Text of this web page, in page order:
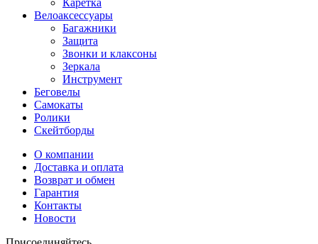
Велоаксессуары
Багажники
Защита
Звонки и клаксоны
Зеркала
Инструмент
Беговелы
Самокаты
Ролики
Скейтборды
О компании
Доставка и оплата
Возврат и обмен
Гарантия
Контакты
Новости